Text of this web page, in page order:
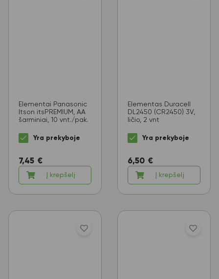
Elementai Panasonic
Itson itsPREMIUM, AA
šarminiai, 10 vnt./pak.
Yra prekyboje
7,45 €
Į krepšelį
Elementas Duracell
DL2450 (CR2450) 3V,
ličio, 2 vnt
Yra prekyboje
6,50 €
Į krepšelį